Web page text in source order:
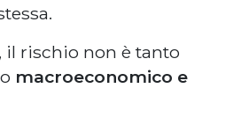
il rischio non è tanto
macroeconomico e